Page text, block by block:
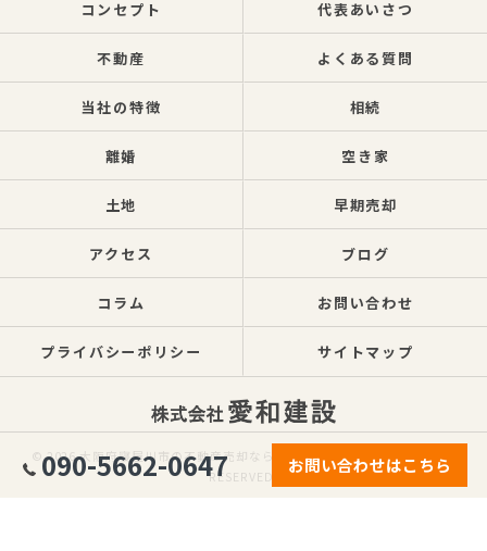
090-5662-0647 お問い合わせはこちら
コンセプト 代表あいさつ
不動産 よくある質問
当社の特徴 相続
離婚 空き家
土地 早期売却
アクセス ブログ
コラム お問い合わせ
プライバシーポリシー サイトマップ
© 2026 大阪府寝屋川市の不動産売却なら株式会社愛和建設 ALL RIGHTS
RESERVED.